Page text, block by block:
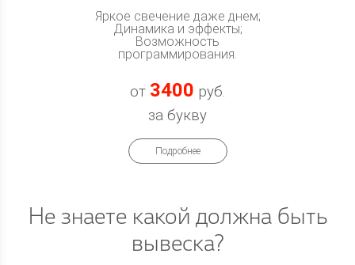
Яркое свечение даже днем;
Динамика и эффекты;
Возможность
программирования.
от 3400 руб.
за букву
Подробнее
Не знаете какой должна быть
вывеска?